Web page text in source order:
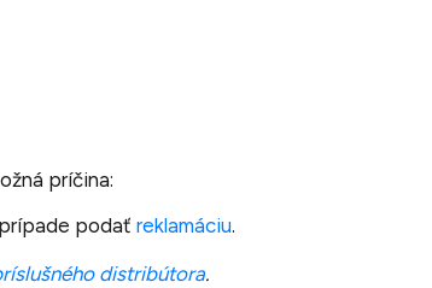
príčina:
podať reklamáciu.
distribútora.